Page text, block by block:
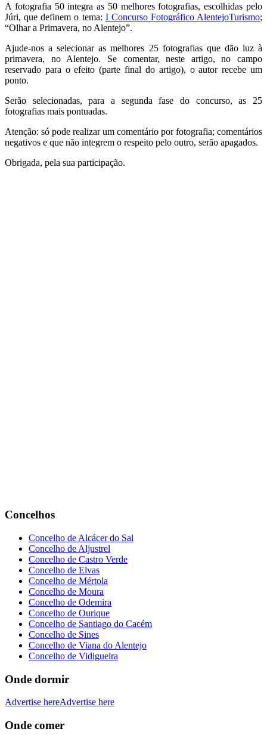
A fotografia 50 integra as 50 melhores fotografias, escolhidas pelo
Júri, que definem o tema: I Concurso Fotográfico AlentejoTurismo;
“Olhar a Primavera, no Alentejo”.
Ajude-nos a selecionar as melhores 25 fotografias que dão luz à
primavera, no Alentejo. Se comentar, neste artigo, no campo
reservado para o efeito (parte final do artigo), o autor recebe um
ponto.
Serão selecionadas, para a segunda fase do concurso, as 25
fotografias mais pontuadas.
Atenção: só pode realizar um comentário por fotografia; comentários
negativos e que não integrem o respeito pelo outro, serão apagados.
Obrigada, pela sua participação.
Concelhos
Concelho de Alcácer do Sal
Concelho de Aljustrel
Concelho de Castro Verde
Concelho de Elvas
Concelho de Mértola
Concelho de Moura
Concelho de Odemira
Concelho de Ourique
Concelho de Santiago do Cacém
Concelho de Sines
Concelho de Viana do Alentejo
Concelho de Vidigueira
Onde dormir
Advertise hereAdvertise here
Onde comer